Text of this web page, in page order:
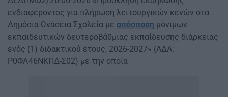
ενδιαφέροντος για πλήρωση λειτουργικών κενών στα
Δημόσια Ωνάσεια Σχολεία με απόσπαση μόνιμων
εκπαιδευτικών δευτεροβάθμιας εκπαίδευσης διάρκειας
ενός (1) διδακτικού έτους, 2026-2027» (ΑΔΑ:
Ρ0ΦΛ46ΝΚΠΔ-Σ02) με την οποία